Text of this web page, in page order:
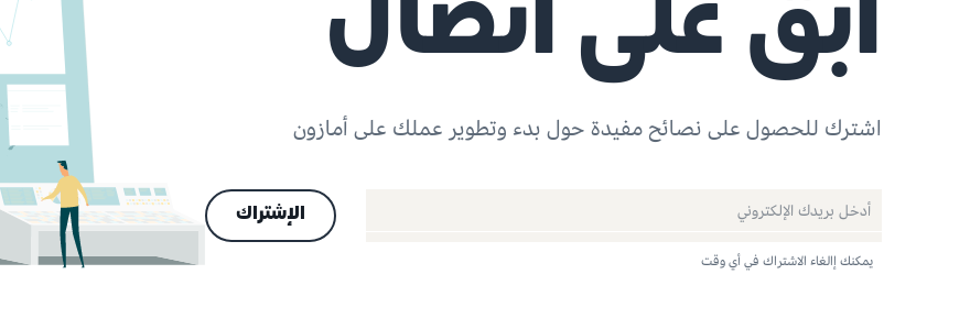
ابق على اتصال
اشترك للحصول على نصائح مفيدة حول بدء وتطوير عملك على أمازون
الإشتراك
يمكنك إالغاء الاشتراك في أي وقت